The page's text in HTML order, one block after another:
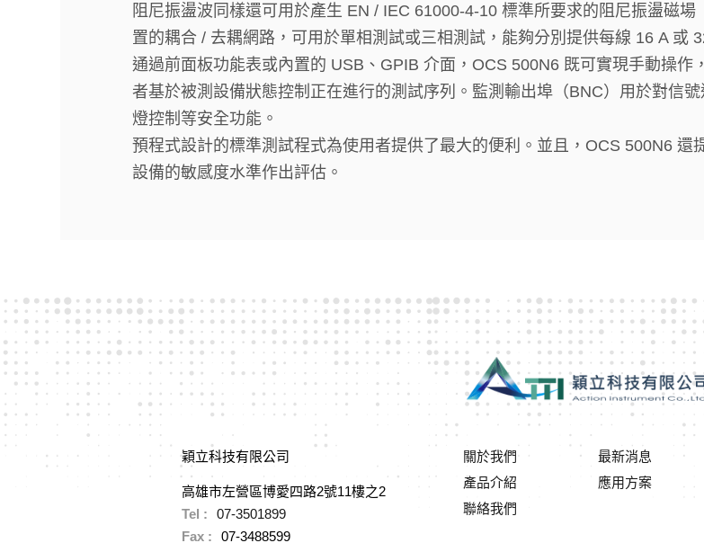
阻尼振盪波同樣還可用於產生 EN / IEC 61000-4-10 標準所要求的阻尼振盪磁
置的耦合 / 去耦網路，可用於單相測試或三相測試，能夠分別提供每線 16 A 或
通過前面板功能表或內置的 USB、GPIB 介面，OCS 500N6 既可實現手動操作
者基於被測設備狀態控制正在進行的測試序列。監測輸出埠（BNC）用於對信
燈控制等安全功能。
預程式設計的標準測試程式為使用者提供了最大的便利。並且，OCS 500N6
設備的敏感度水準作出評估。
穎立科技有限公司
高雄市左營區博愛四路2號11樓之2
Tel :
07-3501899
Fax :
07-3488599
關於我們
最新消息
產品介紹
應用方案
聯絡我們